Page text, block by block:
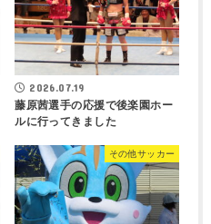
2026.07.19
藤原茜選手の応援で後楽園ホー
ルに行ってきました
その他サッカー